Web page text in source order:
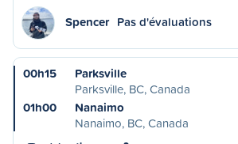
Spencer Pas d'évaluations
00h15
Parksville
Parksville, BC, Canada
01h00
Nanaimo
Nanaimo, BC, Canada